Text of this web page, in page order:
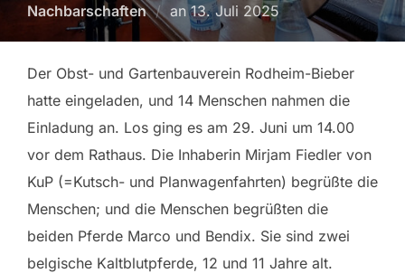
Nachbarschaften
anVeröffentlicht
am
13. Juli 2025
Der Obst- und Gartenbauverein Rodheim-Bieber
hatte eingeladen, und 14 Menschen nahmen die
Einladung an. Los ging es am 29. Juni um 14.00
vor dem Rathaus. Die Inhaberin Mirjam Fiedler von
KuP (=Kutsch- und Planwagenfahrten) begrüßte die
Menschen; und die Menschen begrüßten die
beiden Pferde Marco und Bendix. Sie sind zwei
belgische Kaltblutpferde, 12 und 11 Jahre alt.